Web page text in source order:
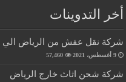
أخر التدوينات
شركة نقل عفش من الرياض الي الدمام
9 أغسطس، 2021 57,460
شركة شحن اثاث خارج الرياض